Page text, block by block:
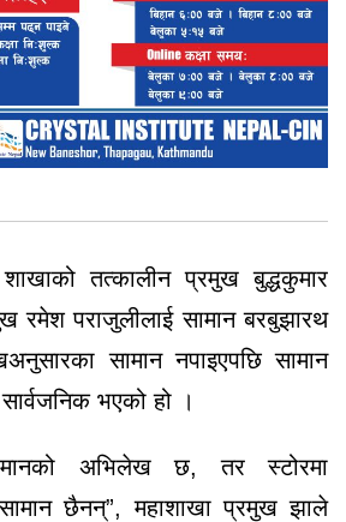
शाखाको तत्कालीन प्रमुख बुद्धकुमार
रमेश पराजुलीलाई सामान बरबुझारथ
सामान नपाइएपछि सामान
भएको हो ।
अभिलेख छ, तर स्टोरमा
छैनन्”, महाशाखा प्रमुख झाले